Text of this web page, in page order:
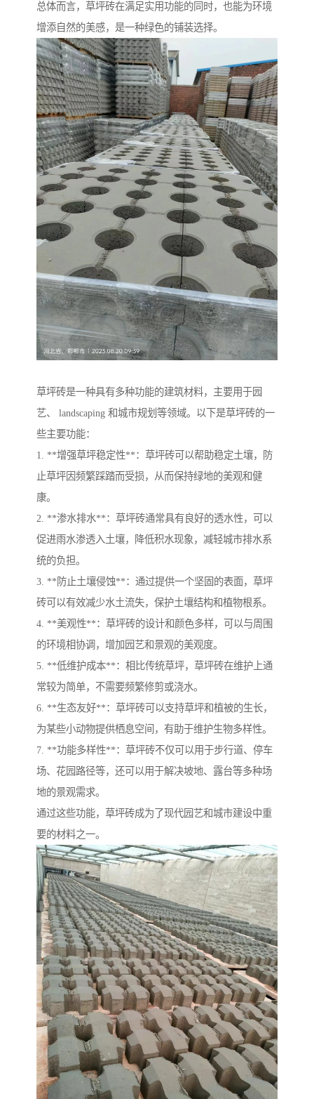
总体而言，草坪砖在满足实用功能的同时，也能为环境
增添自然的美感，是一种绿色的铺装选择。
草坪砖是一种具有多种功能的建筑材料，主要用于园
艺、 landscaping 和城市规划等领域。以下是草坪砖的一
些主要功能：
1. **增强草坪稳定性**：草坪砖可以帮助稳定土壤，防
止草坪因频繁踩踏而受损，从而保持绿地的美观和健
康。
2. **渗水排水**：草坪砖通常具有良好的透水性，可以
促进雨水渗透入土壤，降低积水现象，减轻城市排水系
统的负担。
3. **防止土壤侵蚀**：通过提供一个坚固的表面，草坪
砖可以有效减少水土流失，保护土壤结构和植物根系。
4. **美观性**：草坪砖的设计和颜色多样，可以与周围
的环境相协调，增加园艺和景观的美观度。
5. **低维护成本**：相比传统草坪，草坪砖在维护上通
常较为简单，不需要频繁修剪或浇水。
6. **生态友好**：草坪砖可以支持草坪和植被的生长，
为某些小动物提供栖息空间，有助于维护生物多样性。
7. **功能多样性**：草坪砖不仅可以用于步行道、停车
场、花园路径等，还可以用于解决坡地、露台等多种场
地的景观需求。
通过这些功能，草坪砖成为了现代园艺和城市建设中重
要的材料之一。